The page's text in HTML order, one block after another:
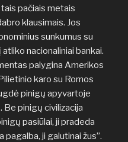
pačiais metais
klausimais. Jos
sunkumus su
nacionaliniai bankai.
palygina Amerikos
karo su Romos
pinigų apyvartoje
pinigų civilizacija
pasiūlai, ji pradeda
ji galutinai žus”.